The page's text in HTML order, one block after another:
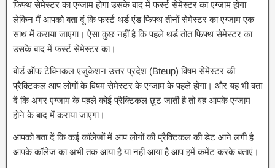
फिफ्थ सेमेस्टर का एग्जाम होगा उसके बाद में फर्स्ट सेमेस्टर का एग्जाम होगा
लेकिन मैं आपको बता दूं कि फर्स्ट थर्ड एंड फिफ्थ तीनों सेमेस्टर का एग्जाम एक
साथ में कराया जाएगा। ऐसा कुछ नहीं है कि पहले थर्ड तोत फिफ्थ सेमेस्टर का
उसके बाद में फर्स्ट सेमेस्टर का।
बोर्ड ऑफ टेक्निकल एजुकेशन उत्तर प्रदेश (Bteup) विषम सेमेस्टर की
प्रैक्टिकल आप लोगों के विषम सेमेस्टर के एग्जाम के पहले होगा। और यह भी बता
दें कि अगर एग्जाम के पहले कोई प्रैक्टिकल छूट जाती है तो वह आपके एग्जाम
होने के बाद में कराया जाएगा।
आपको बता दें कि कई कॉलेजों में आप लोगों की प्रैक्टिकल की डेट आने लगी है
आपके कॉलेज का अभी तक आया है या नहीं आया है आप हमें कमेंट करके बताएं।